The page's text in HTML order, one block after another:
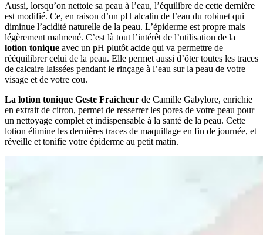
Aussi, lorsqu’on nettoie sa peau à l’eau, l’équilibre de cette dernière
est modifié. Ce, en raison d’un pH alcalin de l’eau du robinet qui
diminue l’acidité naturelle de la peau. L’épiderme est propre mais
légèrement malmené. C’est là tout l’intérêt de l’utilisation de la
lotion tonique avec un pH plutôt acide qui va permettre de
rééquilibrer celui de la peau. Elle permet aussi d’ôter toutes les traces
de calcaire laissées pendant le rinçage à l’eau sur la peau de votre
visage et de votre cou.
La lotion tonique Geste Fraîcheur de Camille Gabylore, enrichie
en extrait de citron, permet de resserrer les pores de votre peau pour
un nettoyage complet et indispensable à la santé de la peau. Cette
lotion élimine les dernières traces de maquillage en fin de journée, et
réveille et tonifie votre épiderme au petit matin.